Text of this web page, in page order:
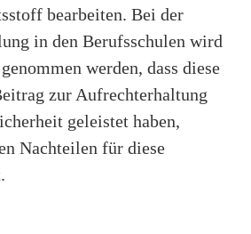
bearbeiten. Bei der
in den Berufsschulen wird
werden, dass diese
zur Aufrechterhaltung
geleistet haben,
Nachteilen für diese